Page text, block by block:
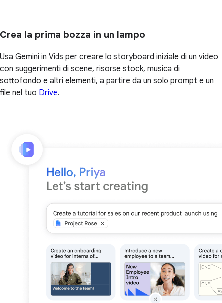
Crea la prima bozza in un lampo
Usa Gemini in Vids per creare lo storyboard iniziale di un video
con suggerimenti di scene, risorse stock, musica di
sottofondo e altri elementi, a partire da un solo prompt e un
file nel tuo Drive.